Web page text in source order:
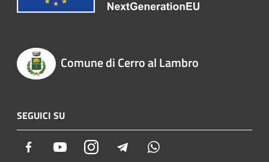
Comune di Cerro al Lambro
SEGUICI SU
Facebook YoutubeInstagram Telegram